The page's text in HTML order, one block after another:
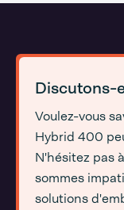
Discutons-
Voulez-vous
Hybrid 400
N'hésitez pas
sommes
solutions